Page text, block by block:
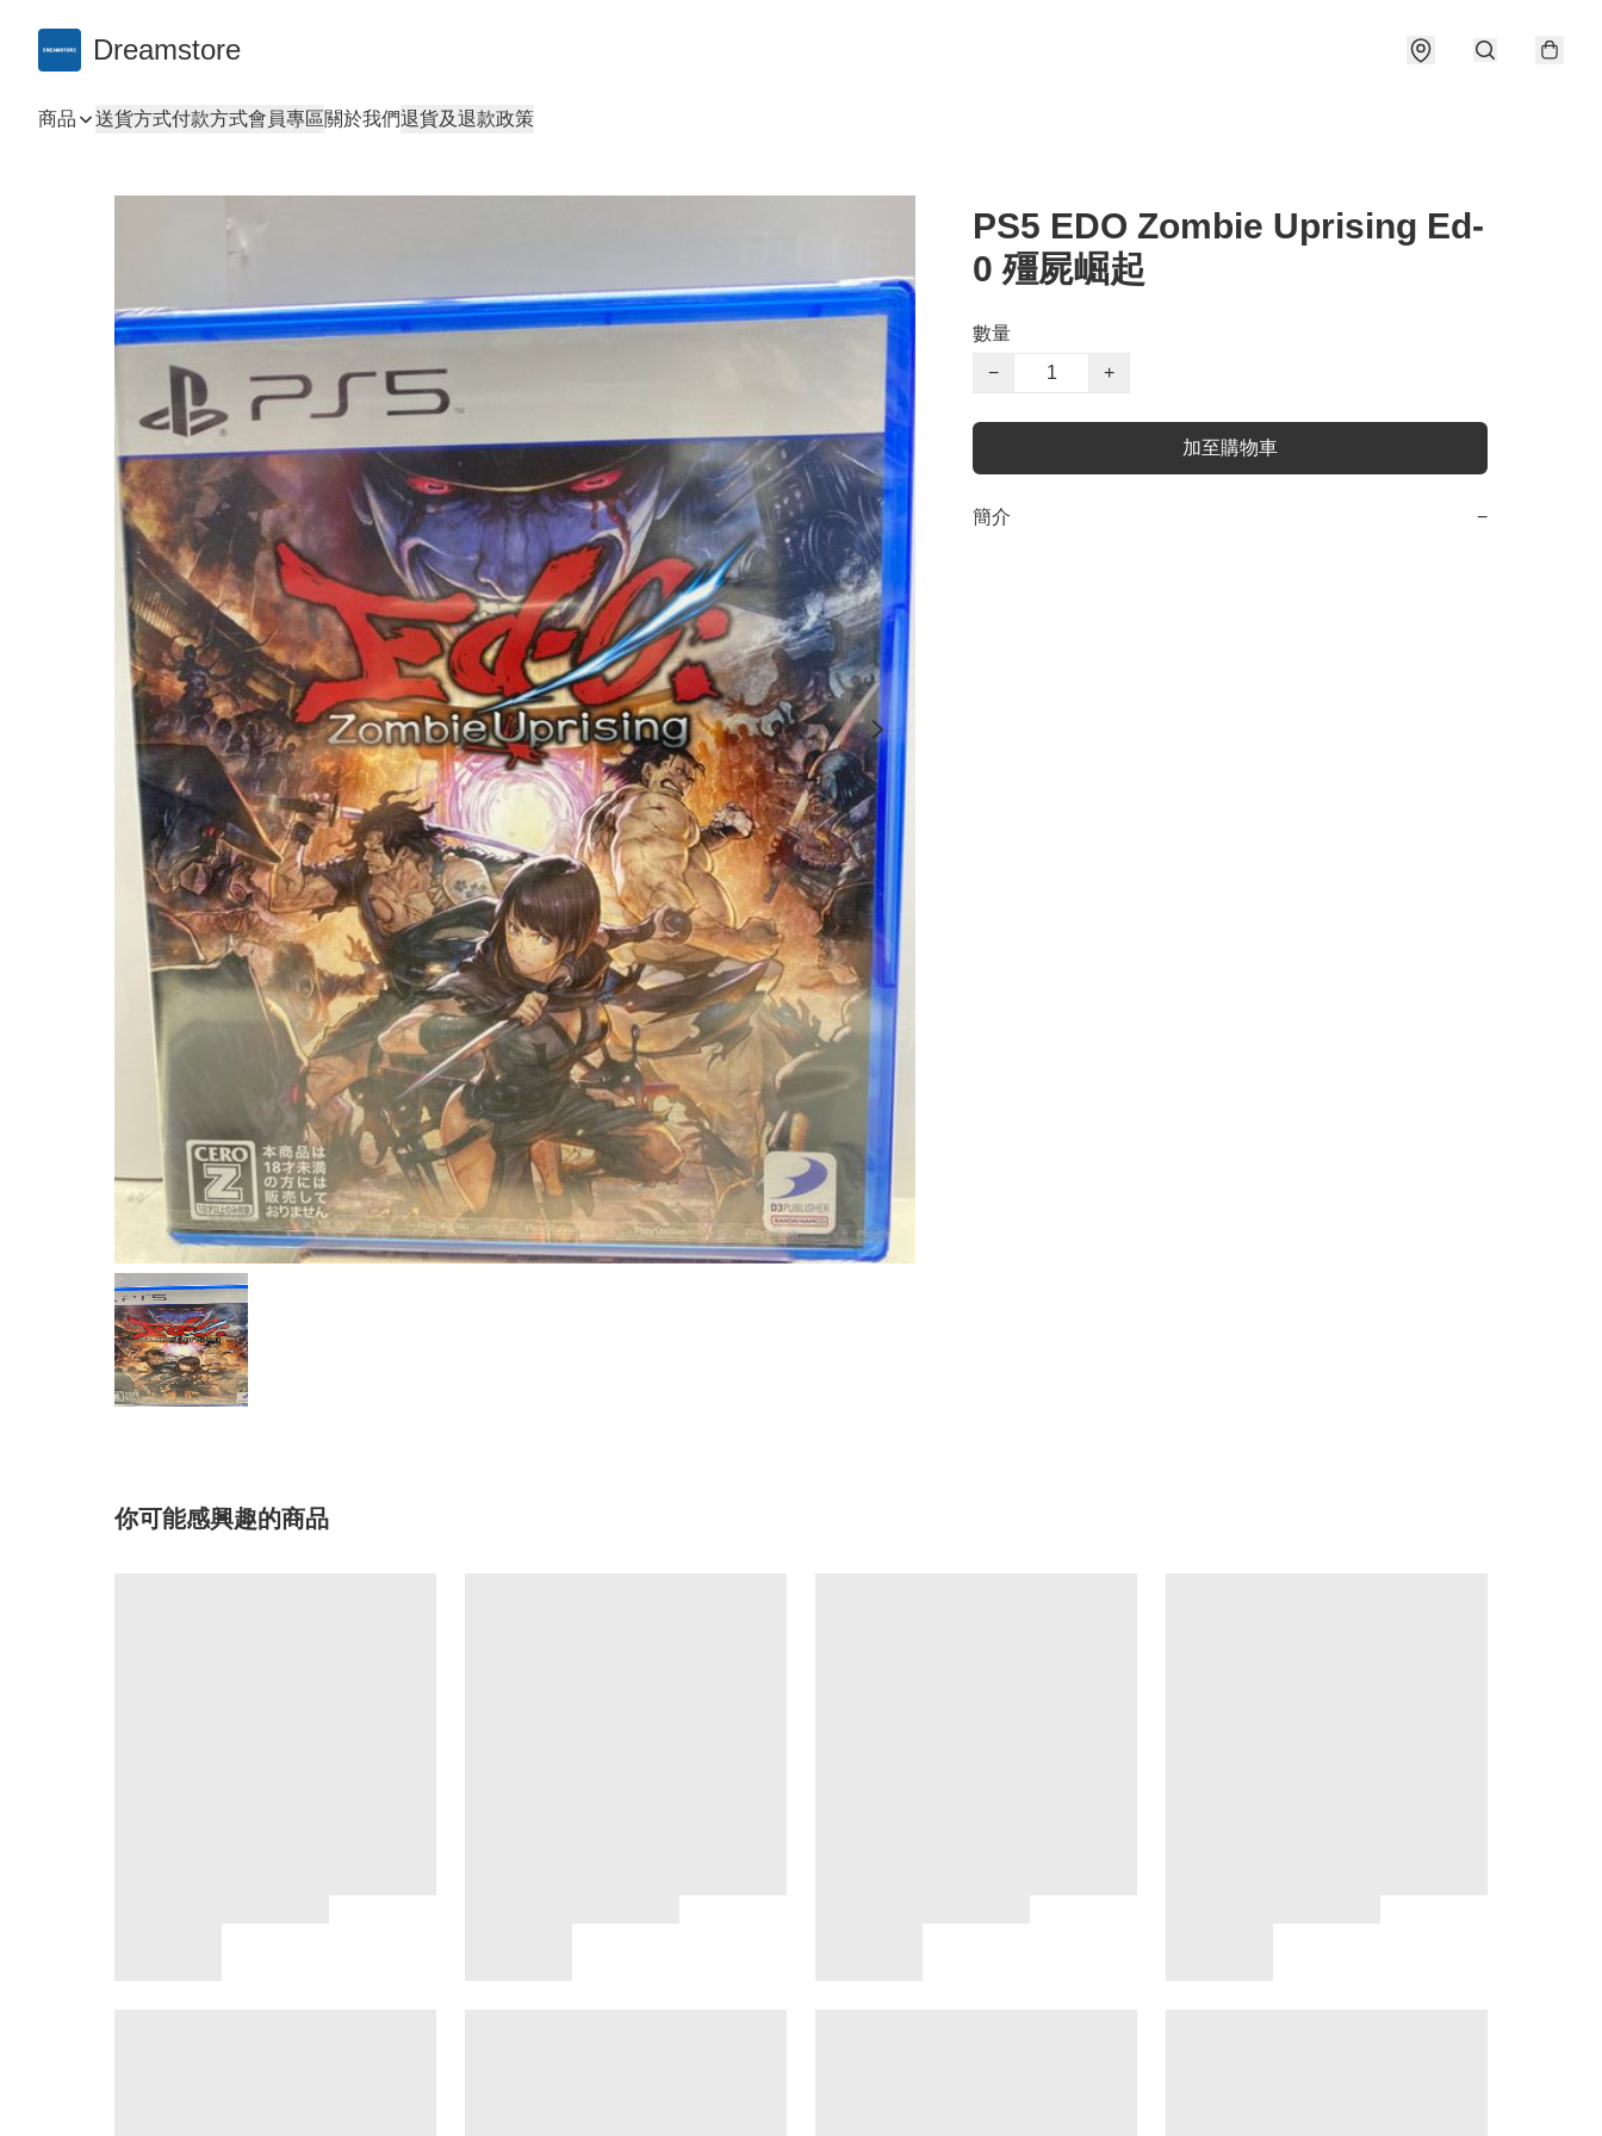
Dreamstore
商品 送貨方式付款方式會員專區關於我們退貨及退款政策
PS5 EDO Zombie Uprising Ed-
0 殭屍崛起
數量
−
+
加至購物車
簡介 −
你可能感興趣的商品